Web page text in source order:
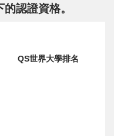
認證資格。
QS世界大學排名